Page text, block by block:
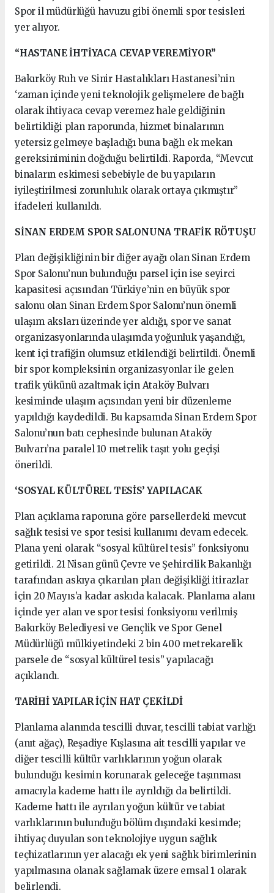
Spor il müdürlüğü havuzu gibi önemli spor tesisleri
yer alıyor.
“HASTANE İHTİYACA CEVAP VEREMİYOR”
Bakırköy Ruh ve Sinir Hastalıkları Hastanesi’nin
‘zaman içinde yeni teknolojik gelişmelere de bağlı
olarak ihtiyaca cevap veremez hale geldiğinin
belirtildiği plan raporunda, hizmet binalarının
yetersiz gelmeye başladığı buna bağlı ek mekan
gereksiniminin doğduğu belirtildi. Raporda, “Mevcut
binaların eskimesi sebebiyle de bu yapıların
iyileştirilmesi zorunluluk olarak ortaya çıkmıştır”
ifadeleri kullanıldı.
SİNAN ERDEM SPOR SALONUNA TRAFİK RÖTUŞU
Plan değişikliğinin bir diğer ayağı olan Sinan Erdem
Spor Salonu’nun bulunduğu parsel için ise seyirci
kapasitesi açısından Türkiye’nin en büyük spor
salonu olan Sinan Erdem Spor Salonu’nun önemli
ulaşım aksları üzerinde yer aldığı, spor ve sanat
organizasyonlarında ulaşımda yoğunluk yaşandığı,
kent içi trafiğin olumsuz etkilendiği belirtildi. Önemli
bir spor kompleksinin organizasyonlar ile gelen
trafik yükünü azaltmak için Ataköy Bulvarı
kesiminde ulaşım açısından yeni bir düzenleme
yapıldığı kaydedildi. Bu kapsamda Sinan Erdem Spor
Salonu’nun batı cephesinde bulunan Ataköy
Bulvarı’na paralel 10 metrelik taşıt yolu geçişi
önerildi.
‘SOSYAL KÜLTÜREL TESİS’ YAPILACAK
Plan açıklama raporuna göre parsellerdeki mevcut
sağlık tesisi ve spor tesisi kullanımı devam edecek.
Plana yeni olarak “sosyal kültürel tesis” fonksiyonu
getirildi. 21 Nisan günü Çevre ve Şehircilik Bakanlığı
tarafından askıya çıkarılan plan değişikliği itirazlar
için 20 Mayıs’a kadar askıda kalacak. Planlama alanı
içinde yer alan ve spor tesisi fonksiyonu verilmiş
Bakırköy Belediyesi ve Gençlik ve Spor Genel
Müdürlüğü mülkiyetindeki 2 bin 400 metrekarelik
parsele de “sosyal kültürel tesis” yapılacağı
açıklandı.
TARİHİ YAPILAR İÇİN HAT ÇEKİLDİ
Planlama alanında tescilli duvar, tescilli tabiat varlığı
(anıt ağaç), Reşadiye Kışlasına ait tescilli yapılar ve
diğer tescilli kültür varlıklarının yoğun olarak
bulunduğu kesimin korunarak geleceğe taşınması
amacıyla kademe hattı ile ayrıldığı da belirtildi.
Kademe hattı ile ayrılan yoğun kültür ve tabiat
varlıklarının bulunduğu bölüm dışındaki kesimde;
ihtiyaç duyulan son teknolojiye uygun sağlık
teçhizatlarının yer alacağı ek yeni sağlık birimlerinin
yapılmasına olanak sağlamak üzere emsal 1 olarak
belirlendi.